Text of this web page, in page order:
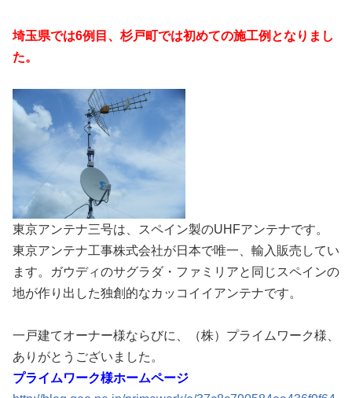
埼玉県では6例目、杉戸町では初めての施工例となりまし
た。
東京アンテナ三号は、スペイン製のUHFアンテナです。
東京アンテナ工事株式会社が日本で唯一、輸入販売してい
ます。ガウディのサグラダ・ファミリアと同じスペインの
地が作り出した独創的なカッコイイアンテナです。
一戸建てオーナー様ならびに、（株）プライムワーク様、
ありがとうございました。
プライムワーク様ホームページ